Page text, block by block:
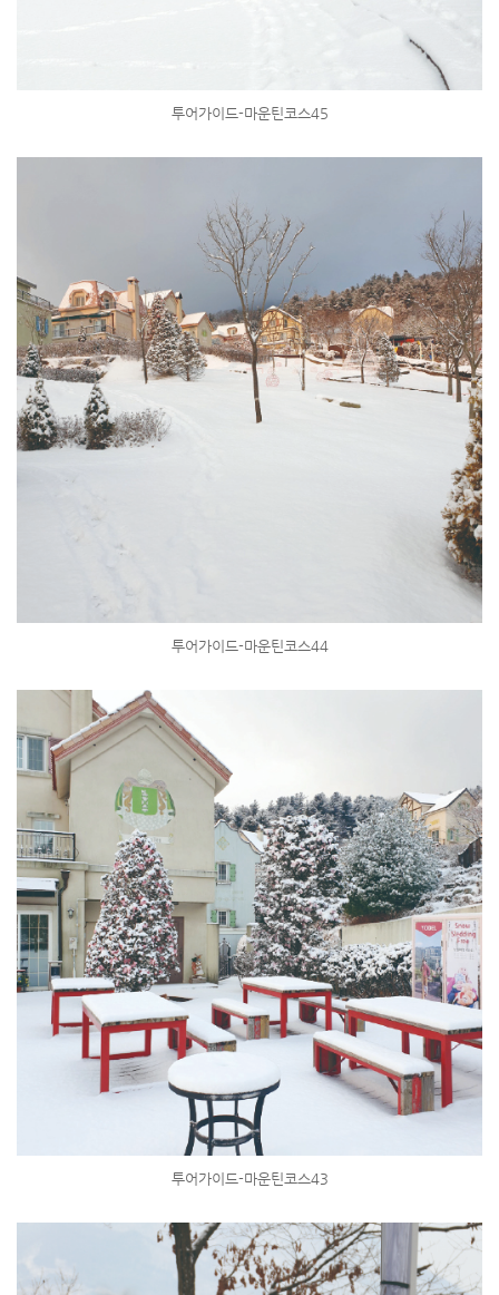
투어가이드-마운틴코스45
투어가이드-마운틴코스44
투어가이드-마운틴코스43